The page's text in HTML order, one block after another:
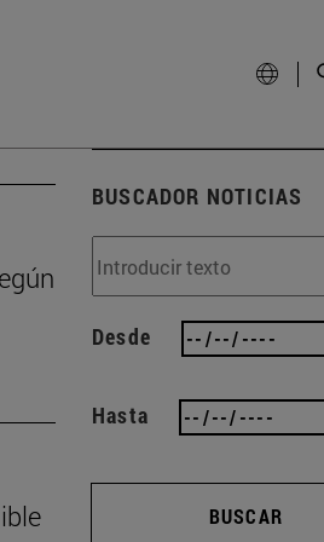
BUSCADOR NOTICIAS
Desde
Hasta
BUSCAR